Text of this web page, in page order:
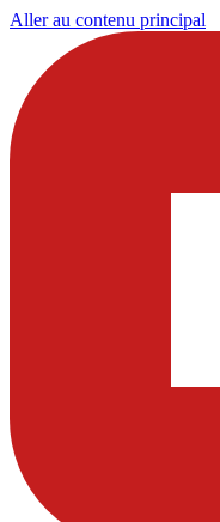
Aller au contenu principal